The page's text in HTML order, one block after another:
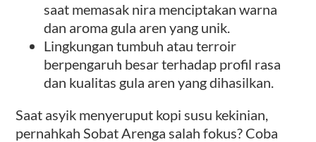
saat memasak nira menciptakan warna
dan aroma gula aren yang unik.
Lingkungan tumbuh atau terroir
berpengaruh besar terhadap profil rasa
dan kualitas gula aren yang dihasilkan.
Saat asyik menyeruput kopi susu kekinian,
pernahkah Sobat Arenga salah fokus? Coba